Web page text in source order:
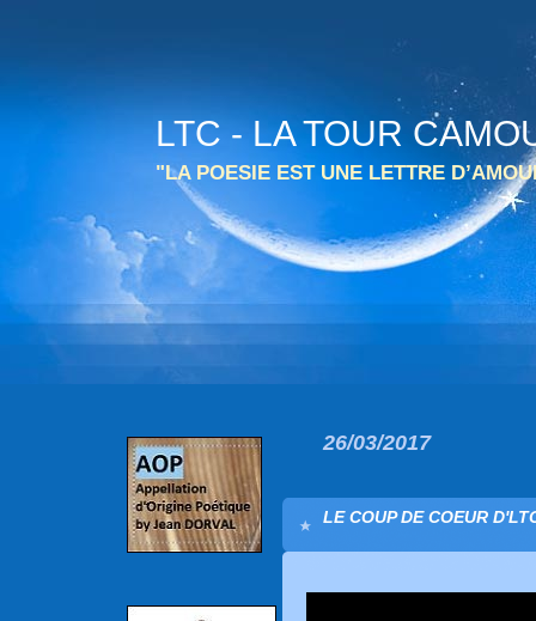
LTC - LA TOUR
"LA POESIE EST UNE LETTRE
26/03/2017
LE COUP DE COEUR